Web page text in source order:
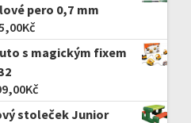
pero 0,7 mm
Kč
s magickým fixem
Kč
stoleček Junior